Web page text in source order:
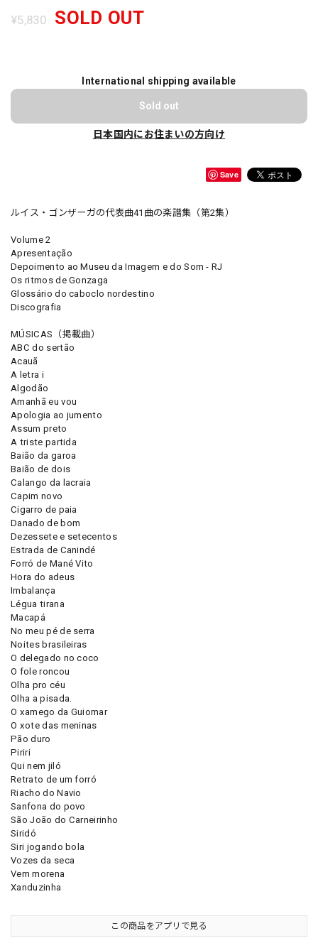
¥5,830 SOLD OUT
International shipping available
Sold out
日本国内にお住まいの方向け
Save
ルイス・ゴンザーガの代表曲41曲の楽譜集（第2集）
Volume 2
Apresentação
Depoimento ao Museu da Imagem e do Som - RJ
Os ritmos de Gonzaga
Glossário do caboclo nordestino
Discografia
MÚSICAS（掲載曲）
ABC do sertão
Acauã
A letra i
Algodão
Amanhã eu vou
Apologia ao jumento
Assum preto
A triste partida
Baião da garoa
Baião de dois
Calango da lacraia
Capim novo
Cigarro de paia
Danado de bom
Dezessete e setecentos
Estrada de Canindé
Forró de Mané Vito
Hora do adeus
Imbalança
Légua tirana
Macapá
No meu pé de serra
Noites brasileiras
O delegado no coco
O fole roncou
Olha pro céu
Olha a pisada.
O xamego da Guiomar
O xote das meninas
Pão duro
Piriri
Qui nem jiló
Retrato de um forró
Riacho do Navio
Sanfona do povo
São João do Carneirinho
Siridó
Siri jogando bola
Vozes da seca
Vem morena
Xanduzinha
この商品をアプリで見る